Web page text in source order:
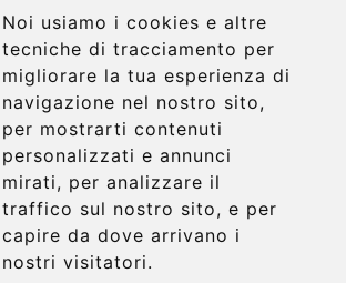
Noi usiamo i cookies e altre
tecniche di tracciamento per
migliorare la tua esperienza di
navigazione nel nostro sito,
per mostrarti contenuti
personalizzati e annunci
mirati, per analizzare il
traffico sul nostro sito, e per
capire da dove arrivano i
nostri visitatori.
Punti di Incontro
Commenti di clienti
Riferimenti
Guida di Viaggio
Update cookies preferences